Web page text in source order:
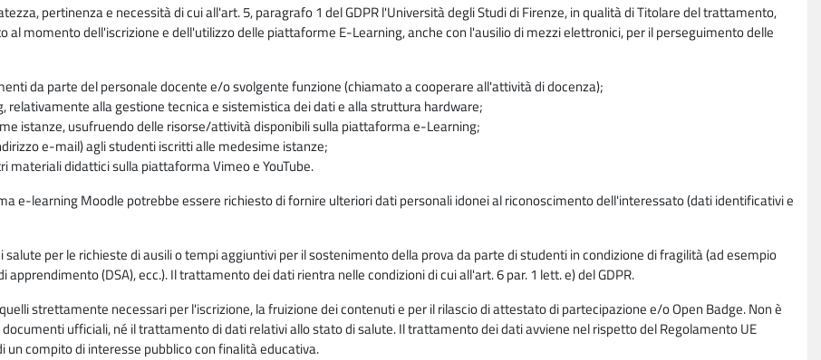
pertinenza e necessità di cui all'art. 5, paragrafo 1 del GDPR l'Università degli Studi di Firenze, in qualità di Titolare del trattamento,
momento dell'iscrizione e dell'utilizzo delle piattaforme E-Learning, anche con l'ausilio di mezzi elettronici, per il perseguimento delle
da parte del personale docente e/o svolgente funzione (chiamato a cooperare all'attività di docenza);
alla gestione tecnica e sistemistica dei dati e alla struttura hardware;
istanze, usufruendo delle risorse/attività disponibili sulla piattaforma e-Learning;
e-mail) agli studenti iscritti alle medesime istanze;
didattici sulla piattaforma Vimeo e YouTube.
e-learning Moodle potrebbe essere richiesto di fornire ulteriori dati personali idonei al riconoscimento dell'interessato (dati identificativi e
per le richieste di ausili o tempi aggiuntivi per il sostenimento della prova da parte di studenti in condizione di fragilità (ad esempio
(DSA), ecc.). Il trattamento dei dati rientra nelle condizioni di cui all'art. 6 par. 1 lett. e) del GDPR.
strettamente necessari per l'iscrizione, la fruizione dei contenuti e per il rilascio di attestato di partecipazione e/o Open Badge. Non è
ufficiali, né il trattamento di dati relativi allo stato di salute. Il trattamento dei dati avviene nel rispetto del Regolamento UE
un compito di interesse pubblico con finalità educativa.